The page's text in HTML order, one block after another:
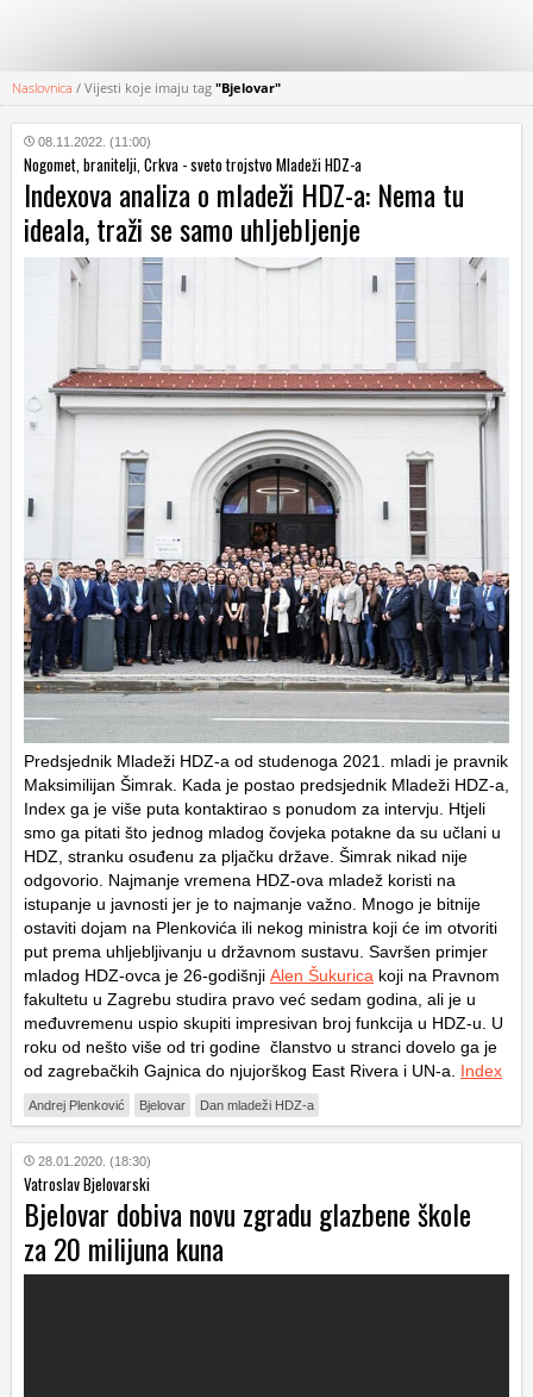
KATEGORIJE
HRVATSKI
WEB
Naslovnica / Vijesti koje imaju tag "Bjelovar"
08.11.2022. (11:00)
Nogomet, branitelji, Crkva - sveto trojstvo Mladeži HDZ-a
Indexova analiza o mladeži HDZ-a: Nema tu
ideala, traži se samo uhljebljenje
Predsjednik Mladeži HDZ-a od studenoga 2021. mladi je pravnik
Maksimilijan Šimrak. Kada je postao predsjednik Mladeži HDZ-a,
Index ga je više puta kontaktirao s ponudom za intervju. Htjeli
smo ga pitati što jednog mladog čovjeka potakne da su učlani u
HDZ, stranku osuđenu za pljačku države. Šimrak nikad nije
odgovorio. Najmanje vremena HDZ-ova mladež koristi na
istupanje u javnosti jer je to najmanje važno. Mnogo je bitnije
ostaviti dojam na Plenkovića ili nekog ministra koji će im otvoriti
put prema uhljebljivanju u državnom sustavu. Savršen primjer
mladog HDZ-ovca je 26-godišnji Alen Šukurica koji na Pravnom
fakultetu u Zagrebu studira pravo već sedam godina, ali je u
međuvremenu uspio skupiti impresivan broj funkcija u HDZ-u. U
roku od nešto više od tri godine članstvo u stranci dovelo ga je
od zagrebačkih Gajnica do njujorškog East Rivera i UN-a. Index
Andrej Plenković Bjelovar Dan mladeži HDZ-a
28.01.2020. (18:30)
Vatroslav Bjelovarski
Bjelovar dobiva novu zgradu glazbene škole
za 20 milijuna kuna